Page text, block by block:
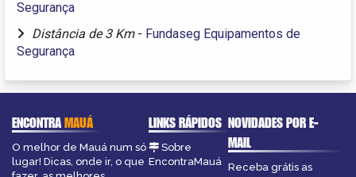
Segurança
Distância de 3 Km - Fundaseg Equipamentos de
Segurança
ENCONTRAMAUÁ
O melhor de Mauá num só
lugar! Dicas, onde ir, o que
LINKS RÁPIDOS
Sobre
EncontraMauá
NOVIDADES POR E-
MAIL
Receba grátis as